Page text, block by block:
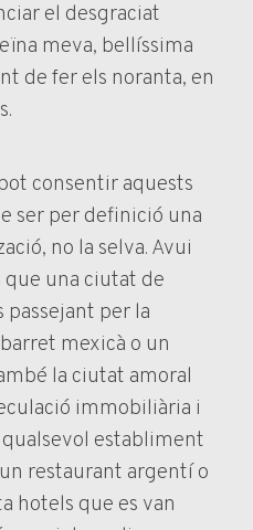
el desgraciat
meva, bellíssima
de fer els noranta, en
consentir aquests
ser per definició una
no la selva. Avui
que una ciutat de
per la
mexicà o un
la ciutat amoral
immobiliària i
establiment
restaurant argentí o
hotels que es van